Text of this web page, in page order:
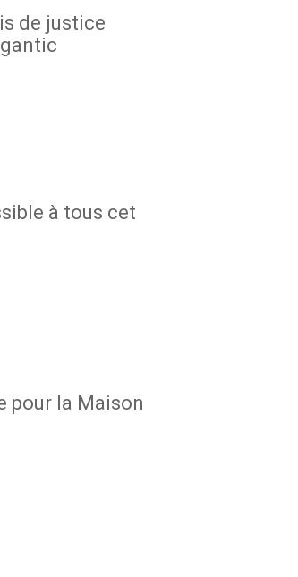
de justice
à tous cet
pour la Maison